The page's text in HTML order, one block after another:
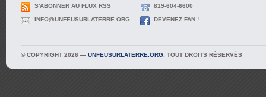
S'ABONNER AU FLUX RSS 819-604-6600
INFO@UNFEUSURLATERRE.ORG DEVENEZ FAN !
© COPYRIGHT 2026 — UNFEUSURLATERRE.ORG . TOUT DROITS RÉSERVÉS